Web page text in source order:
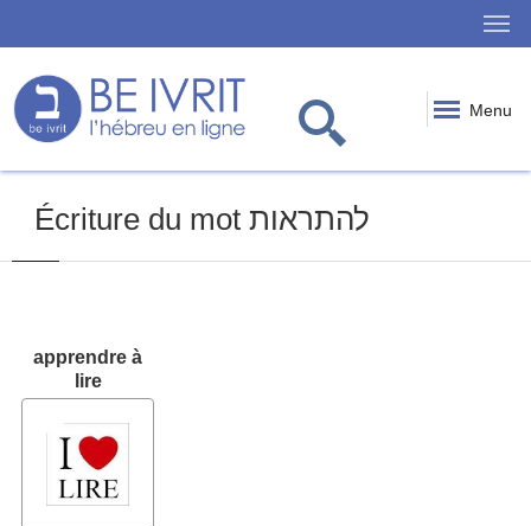
Menu
Écriture du mot להתראות
apprendre à
lire